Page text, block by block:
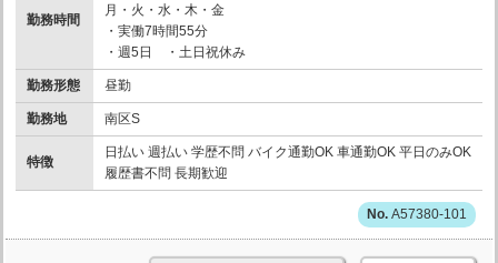
勤務時間
月・火・水・木・金
・実働7時間55分
・週5日 ・土日祝休み
勤務形態 昼勤
勤務地 南区S
特徴
日払い 週払い 学歴不問 バイク通勤OK 車通勤OK 平日のみOK
履歴書不問 長期歓迎
A57380-101